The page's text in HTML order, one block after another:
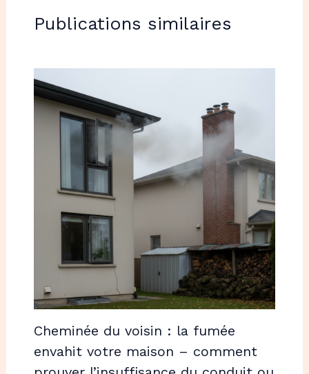
Publications similaires
Cheminée du voisin : la fumée
envahit votre maison – comment